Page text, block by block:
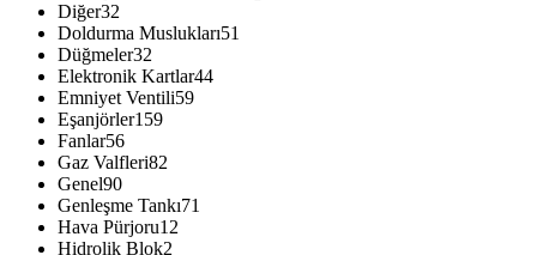
Diğer32
Doldurma Muslukları51
Düğmeler32
Elektronik Kartlar44
Emniyet Ventili59
Eşanjörler159
Fanlar56
Gaz Valfleri82
Genel90
Genleşme Tankı71
Hava Pürjoru12
Hidrolik Blok2